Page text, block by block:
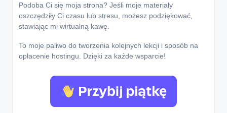
Podoba Ci się moja strona? Jeśli moje materiały
oszczędziły Ci czasu lub stresu, możesz podziękować,
stawiając mi wirtualną kawę.
To moje paliwo do tworzenia kolejnych lekcji i sposób na
opłacenie hostingu. Dzięki za każde wsparcie!